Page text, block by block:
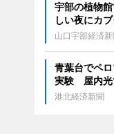
宇部の植物
しい夜にカ
山口宇部経済新
青葉台でペ
実験 屋内光
港北経済新聞